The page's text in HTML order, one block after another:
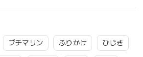
プチマリン ふりかけ ひじき